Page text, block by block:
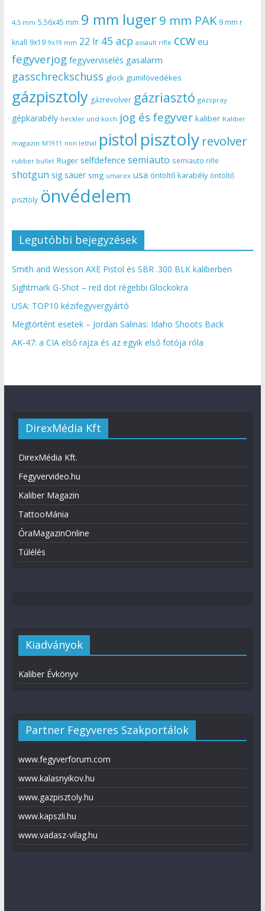
4,5 mm 5,56x45 mm 9 mm luger9 mm PAK 9 mm r
knall 9x19 9x19 mm 22 lr 45 acp assault rifle ccw eu
fegyverjog fegyverviselés gasalarm
gasschreckschuss glock gumilövedékes
gázpisztoly gázrevolver gázriasztó gázspray
gépkarabély heckler und koch jog és fegyver kaliber Kaliber
magazin M1911 non lethal pistol pisztoly revolver
rubber bullet Ruger selfdefence semiauto semiauto rifle
shotgun sig sauer smg umarex usa öntöltő karabély öntöltő
pisztoly önvédelem
Legutóbbi bejegyzések
Smith and Wesson AXE Pistol és SBR .300 BLK kaliberben
Sightmark G-Shot – red dot régebbi Glockokra
USA: TOP10 kézifegyvergyártó
Megtörtént esetek – Jordan Salinas: Idaho Shoots Back
AK-47: a CIA első rajza és az egyik első fotója róla
DirexMédia Kft
DirexMédia Kft.
Fegyvervideo.hu
Kaliber Magazin
TattooMánia
ÓraMagazinOnline
Túlélés
Kiadványok
Kaliber Évkönyv
Partner Fegyveres Szakportálok
www.fegyverforum.com
www.kalasnyikov.hu
www.gazpisztoly.hu
www.kapszli.hu
www.vadasz-vilag.hu